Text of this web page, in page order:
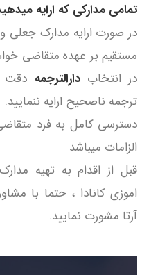
تمامی مدارکی که ارایه
در صورت ارایه مدارک
مستقیم بر عهده متقاضی
در انتخابدارالترجمه دقت
ترجمه ناصحیح ارایه ننمایید.
دسترسی کامل به فرد
الزامات میباشد
قبل از اقدام به تهیه
اموزی کانادا ، حتما با
آرتا مشورت نمایید.